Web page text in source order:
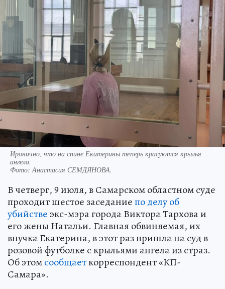
Иронично, что на спине Екатерины теперь красуются крылья
ангела.
Фото:Анастасия СЕМДЯНОВА.
В четверг, 9 июля, в Самарском областном суде
проходит шестое заседаниепо делу об
убийстве экс-мэра города Виктора Тархова и
его жены Натальи. Главная обвиняемая, их
внучка Екатерина, в этот раз пришла на суд в
розовой футболке с крыльями ангела из страз.
Об этомсообщаеткорреспондент «КП-
Самара».